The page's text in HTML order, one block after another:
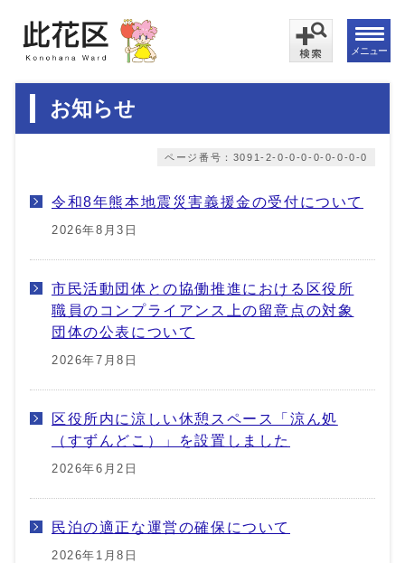
メニュー
お知らせ
ページ番号：3091-2-0-0-0-0-0-0-0-0
令和8年熊本地震災害義援金の受付について
2026年8月3日
市民活動団体との協働推進における区役所
職員のコンプライアンス上の留意点の対象
団体の公表について
2026年7月8日
区役所内に涼しい休憩スペース「涼ん処
（すずんどこ）」を設置しました
2026年6月2日
民泊の適正な運営の確保について
2026年1月8日